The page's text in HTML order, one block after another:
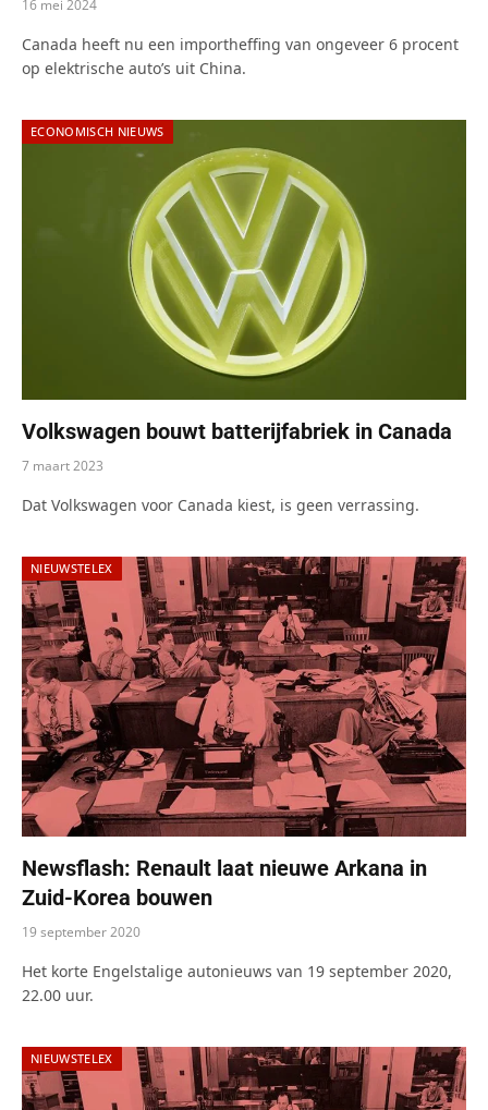
16 mei 2024
Canada heeft nu een importheffing van ongeveer 6 procent
op elektrische auto’s uit China.
ECONOMISCH NIEUWS
Volkswagen bouwt batterijfabriek in Canada
7 maart 2023
Dat Volkswagen voor Canada kiest, is geen verrassing.
NIEUWSTELEX
Newsflash: Renault laat nieuwe Arkana in
Zuid-Korea bouwen
19 september 2020
Het korte Engelstalige autonieuws van 19 september 2020,
22.00 uur.
NIEUWSTELEX